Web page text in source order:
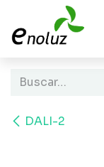
Ir al contenido
DALI-2